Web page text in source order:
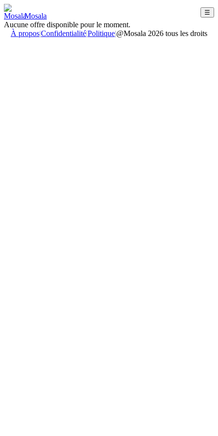
Mosala ☰
Aucune offre disponible pour le moment.
À propos|Confidentialité|Politique|@Mosala 2026 tous les droits